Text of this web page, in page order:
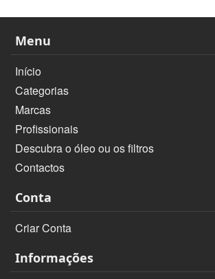
Menu
Início
Categorias
Marcas
Profissionais
Descubra o óleo ou os filtros
Contactos
Conta
Criar Conta
Informações